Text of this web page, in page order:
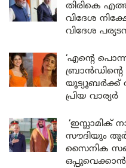
തിരികെ
വിദേശ
വിദേശ
‘എന്റെ
ബ്രാൻഡിന്റെ
യൂട്യൂബർക്ക്
പ്രിയ വാര്യർ
‘ഇസ്ലാമിക്
സൗദിയും
സൈനിക